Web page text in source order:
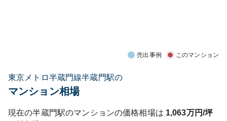
売出事例 このマンション
東京メトロ半蔵門線半蔵門駅の
マンション相場
現在の半蔵門駅のマンションの価格相場は 1,063万円/坪